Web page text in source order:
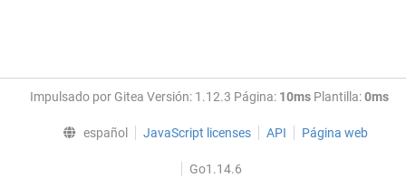
Impulsado por Gitea Versión: 1.12.3 Página: 10ms Plantilla:0ms
español JavaScript licenses API Página web
Go1.14.6